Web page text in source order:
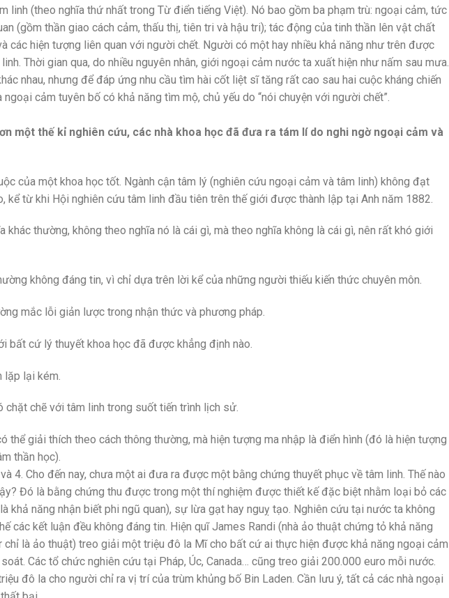
linh (theo nghĩa thứ nhất trong Từ điển tiếng Việt). Nó bao gồm ba phạm trù: ngoại cảm, tức
(gồm thần giao cách cảm, thấu thị, tiên tri và hậu tri); tác động của tinh thần lên vật chất
các hiện tượng liên quan với người chết. Người có một hay nhiều khả năng như trên được
Thời gian qua, do nhiều nguyên nhân, giới ngoại cảm nước ta xuất hiện như nấm sau mưa.
nhau, nhưng để đáp ứng nhu cầu tìm hài cốt liệt sĩ tăng rất cao sau hai cuộc kháng chiến
ngoại cảm tuyên bố có khả năng tìm mộ, chủ yếu do “nói chuyện với người chết”.
một thế kỉ nghiên cứu, các nhà khoa học đã đưa ra tám lí do nghi ngờ ngoại cảm và
của một khoa học tốt. Ngành cận tâm lý (nghiên cứu ngoại cảm và tâm linh) không đạt
kể từ khi Hội nghiên cứu tâm linh đầu tiên trên thế giới được thành lập tại Anh năm 1882.
thường, không theo nghĩa nó là cái gì, mà theo nghĩa không là cái gì, nên rất khó giới
không đáng tin, vì chỉ dựa trên lời kể của những người thiếu kiến thức chuyên môn.
mắc lỗi giản lược trong nhận thức và phương pháp.
bất cứ lý thuyết khoa học đã được khẳng định nào.
lặp lại kém.
chẽ với tâm linh trong suốt tiến trình lịch sử.
thể giải thích theo cách thông thường, mà hiện tượng ma nhập là điển hình (đó là hiện tượng
thần học).
4. Cho đến nay, chưa một ai đưa ra được một bằng chứng thuyết phục về tâm linh. Thế nào
Đó là bằng chứng thu được trong một thí nghiệm được thiết kế đặc biệt nhằm loại bỏ các
khả năng nhận biết phi ngũ quan), sự lừa gạt hay nguỵ tạo. Nghiên cứu tại nước ta không
các kết luận đều không đáng tin. Hiện quĩ James Randi (nhà ảo thuật chứng tỏ khả năng
chỉ là ảo thuật) treo giải một triệu đô la Mĩ cho bất cứ ai thực hiện được khả năng ngoại cảm
Các tổ chức nghiên cứu tại Pháp, Úc, Canada… cũng treo giải 200.000 euro mỗi nước.
đô la cho người chỉ ra vị trí của trùm khủng bố Bin Laden. Cần lưu ý, tất cả các nhà ngoại